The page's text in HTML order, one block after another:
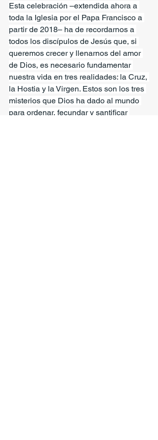
Esta celebración –extendida ahora a
toda la Iglesia por el Papa Francisco a
partir de 2018– ha de recordarnos a
todos los discípulos de Jesús que, si
queremos crecer y llenarnos del amor
de Dios, es necesario fundamentar
nuestra vida en tres realidades: la Cruz,
la Hostia y la Virgen. Estos son los tres
misterios que Dios ha dado al mundo
para ordenar, fecundar y santificar